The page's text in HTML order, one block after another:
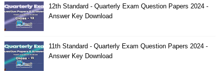
12th Standard - Quarterly Exam Question Papers 2024 -
Answer Key Download
11th Standard - Quarterly Exam Question Papers 2024 -
Answer Key Download